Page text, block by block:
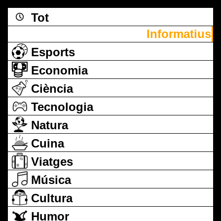
Tot
Informatius
Esports
Economia
Ciència
Tecnologia
Natura
Cuina
Viatges
Música
Cultura
Humor